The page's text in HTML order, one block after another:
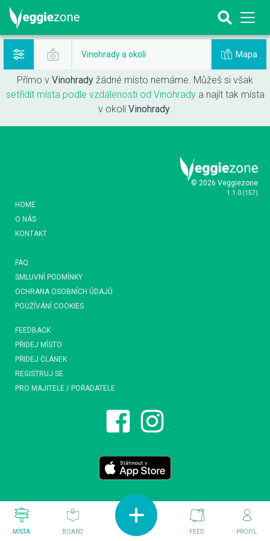
Vinohrady a okolí Mapa
Přímo v Vinohrady žádné místo nemáme. Můžeš si však
setřídít místa podle vzdálenosti od Vinohradya najít tak místa
v okolíVinohrady.
© 2026 Veggiezone
1.1.0 (157)
HOME
O NÁS
KONTAKT
FAQ
SMLUVNÍ PODMÍNKY
OCHRANA OSOBNÍCH ÚDAJŮ
POUŽÍVÁNÍ COOKIES
FEEDBACK
PŘIDEJ MÍSTO
PŘIDEJ ČLÁNEK
REGISTRUJ SE
PRO MAJITELE / POŘADATELE
MÍSTA BOARD FEED PROFIL